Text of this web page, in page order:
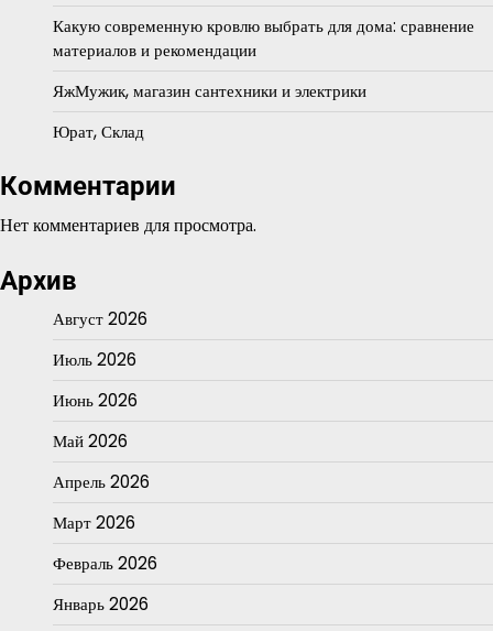
Какую современную кровлю выбрать для дома: сравнение
материалов и рекомендации
ЯжМужик, магазин сантехники и электрики
Юрат, Склад
Комментарии
Нет комментариев для просмотра.
Архив
Август 2026
Июль 2026
Июнь 2026
Май 2026
Апрель 2026
Март 2026
Февраль 2026
Январь 2026